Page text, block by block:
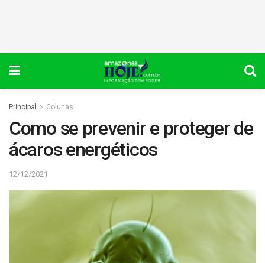
Principal Colunas
Como se prevenir e proteger de
ácaros energéticos
12/12/2021